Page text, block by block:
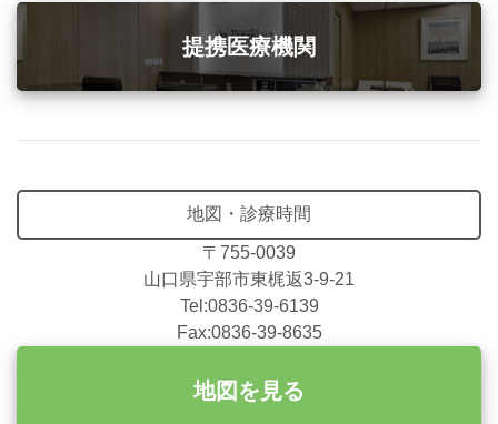
提携医療機関
地図・診療時間
〒755-0039
山口県宇部市東梶返3-9-21
Tel:0836-39-6139
Fax:0836-39-8635
地図を見る